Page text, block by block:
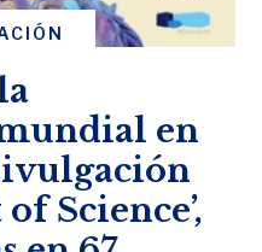
en
Science’,